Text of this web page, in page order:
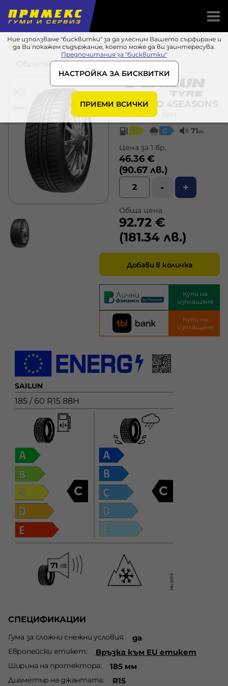
Ние използваме "бисквитки" за да улесним Вашето сърфиране и
да Ви покажем съдържание, което може да ви заинтересува.
Предпочитания за "бисквитки"
НАСТРОЙКА ЗА БИСКВИТКИ
ПРИЕМИ ВСИЧКИ
Гуми Sailun ATREZZO 4SEASONS
185 / 60 R15 88H
Обратно в списъка
ATREZZO 4SEASONS
185 / 60 R15 88H
C
C 71db
Цена за 1 бр.
46.36 €
(90.67 лв.)
- +
Обща цена
92.72 €
(181.34 лв.)
Добави в количка
Купи на
изплащане
Купи на
изплащане
SAILUN
185 / 60 R15 88H
C C
СПЕЦИФИКАЦИИ
Гума за сложни снежни условия да
Европейски етикет Връзка към EU етикет
Ширина на протектора 185 мм
Диаметър на джантата R15